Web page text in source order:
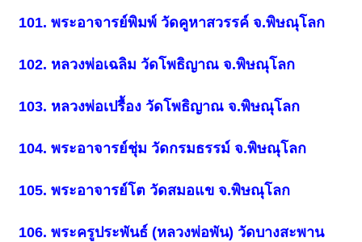
101. พระอาจารย์พิมพ์ วัดคูหาสวรรค์ จ.พิษณุโลก
102. หลวงพ่อเฉลิม วัดโพธิญาณ จ.พิษณุโลก
103. หลวงพ่อเปรื้อง วัดโพธิญาณ จ.พิษณุโลก
104. พระอาจารย์ชุ่ม วัดกรมธรรม์ จ.พิษณุโลก
105. พระอาจารย์โต วัดสมอแข จ.พิษณุโลก
106. พระครูประพันธ์ (หลวงพ่อพัน) วัดบางสะพาน